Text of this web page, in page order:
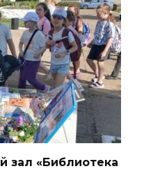
зал «Библиотека